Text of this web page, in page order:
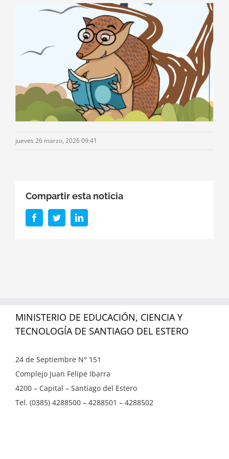
jueves 26 marzo, 2026 09:41
Compartir esta noticia
FacebookTwitterLinkedIn
MINISTERIO DE EDUCACIÓN, CIENCIA Y
TECNOLOGÍA DE SANTIAGO DEL ESTERO
24 de Septiembre N° 151
Complejo Juan Felipe Ibarra
4200 – Capital – Santiago del Estero
Tel. (0385) 4288500 – 4288501 – 4288502